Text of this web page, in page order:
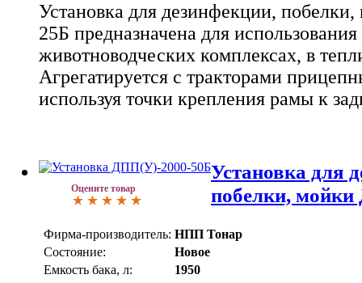
Установка для дезинфекции,
25Б предназначена для
животноводческих комплексах, в
Агрегатируется с тракторами
используя точки крепления рамы к
Оцените товар
Установка для
побелки,
Фирма-производитель: НПП Тонар
Состояние:
Новое
Емкость бака, л:
1950